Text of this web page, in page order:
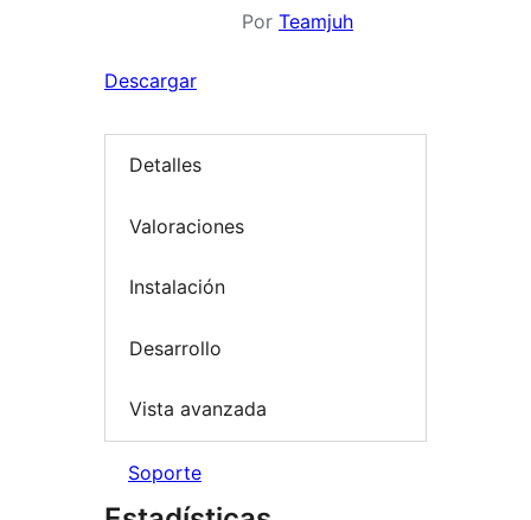
Por Teamjuh
Descargar
Detalles
Valoraciones
Instalación
Desarrollo
Vista avanzada
Soporte